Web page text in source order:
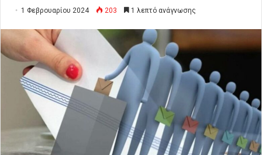
1 Φεβρουαρίου 2024 203 1 λεπτό ανάγνωσης